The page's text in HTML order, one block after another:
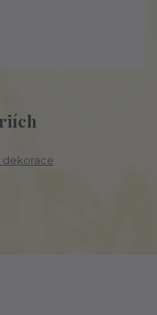
dekorace